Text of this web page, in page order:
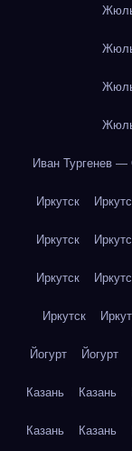
Иван Тургенев —
Иркутск
Иркутск
Иркутск
Иркутск
Йогурт Йогурт
Казань Казань
Казань Казань